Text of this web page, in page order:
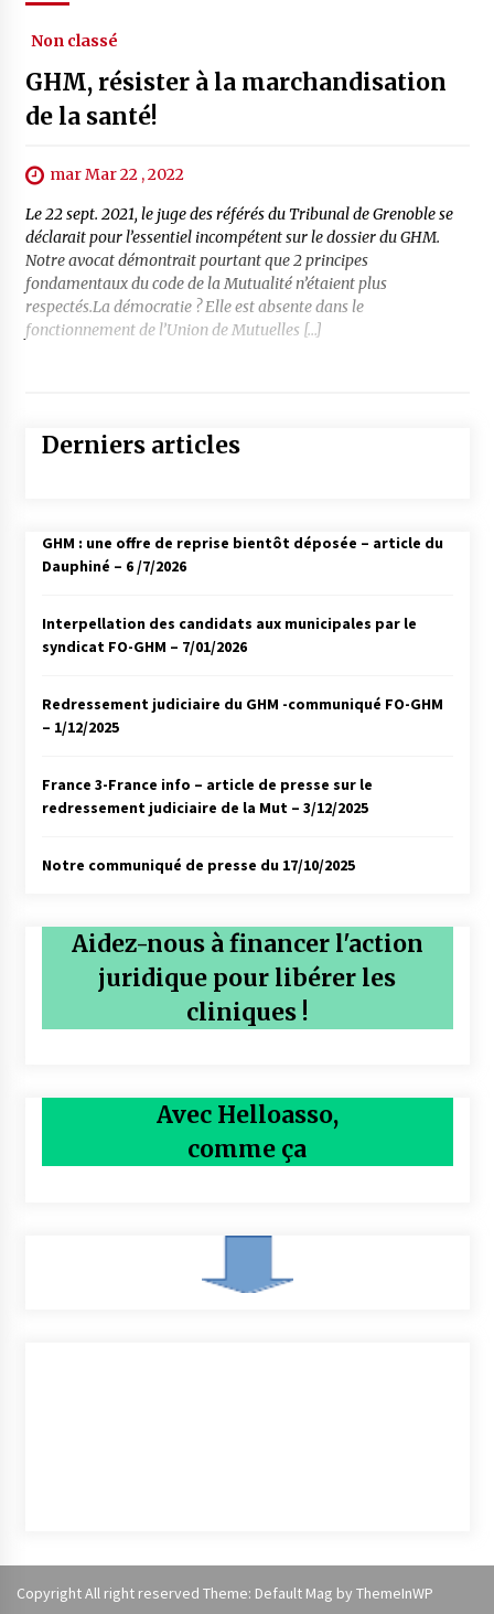
Non classé
GHM, résister à la marchandisation
de la santé!
mar Mar 22 , 2022
Le 22 sept. 2021, le juge des référés du Tribunal de Grenoble se
déclarait pour l’essentiel incompétent sur le dossier du GHM.
Notre avocat démontrait pourtant que 2 principes
fondamentaux du code de la Mutualité n’étaient plus
respectés.La démocratie ? Elle est absente dans le
fonctionnement de l’Union de Mutuelles […]
Derniers articles
GHM : une offre de reprise bientôt déposée – article du
Dauphiné – 6 /7/2026
Interpellation des candidats aux municipales par le
syndicat FO-GHM – 7/01/2026
Redressement judiciaire du GHM -communiqué FO-GHM
– 1/12/2025
France 3-France info – article de presse sur le
redressement judiciaire de la Mut – 3/12/2025
Notre communiqué de presse du 17/10/2025
Aidez-nous à financer l'action
juridique pour libérer les
cliniques !
Avec Helloasso,
comme ça
Copyright All right reserved Theme: Default Mag by ThemeInWP